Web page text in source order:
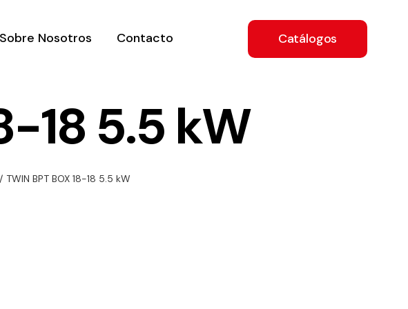
Iluminación
Sobre Nosotros Contacto Catálogos
18 5.5 kW
/ TWIN BPT BOX 18-18 5.5 kW